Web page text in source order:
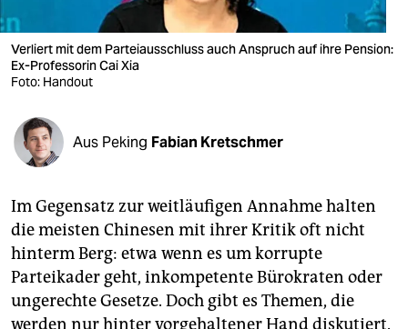
verlag
veranstaltungen
fragen & hilfe
abo
genossenschaft
epaper login
Verliert mit dem Parteiausschluss auch Anspruch auf ihre Pension:
Ex-Professorin Cai Xia
Foto: Handout
Aus Peking Fabian Kretschmer
Im Gegensatz zur weitläufigen Annahme halten
die meisten Chinesen mit ihrer Kritik oft nicht
hinterm Berg: etwa wenn es um korrupte
Parteikader geht, inkompetente Bürokraten oder
ungerechte Gesetze. Doch gibt es Themen, die
werden nur hinter vorgehaltener Hand diskutiert.